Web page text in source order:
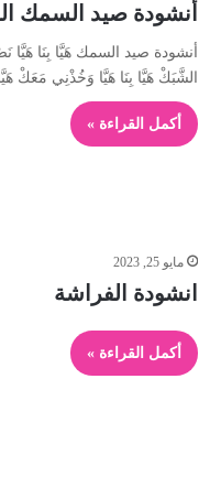
أنشودة صيد السمك
أنشودة صيد السمك هَيَّا بِنَا
الشَّبَكْ هَيَّا بِنَا هَيَّا وَخُذْنِي مَعَكْ
أكمل القراءة »
مايو 25, 2023
انشودة الفراشة
أكمل القراءة »